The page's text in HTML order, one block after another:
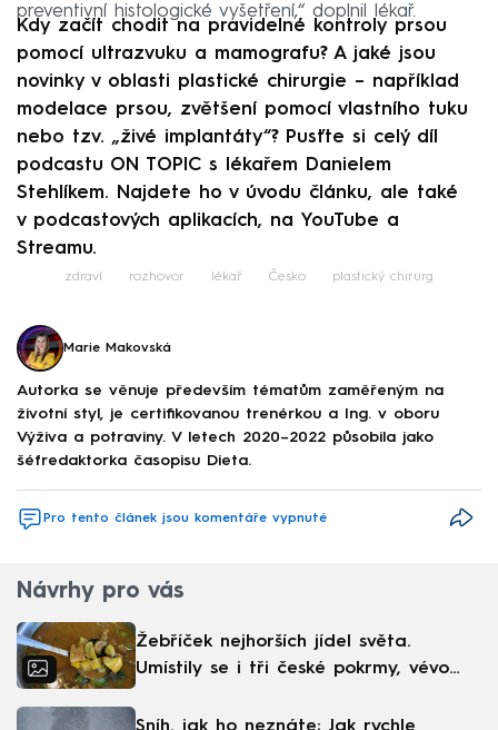
preventivní histologické vyšetření,“ doplnil lékař.
Kdy začít chodit na pravidelné kontroly prsou
pomocí ultrazvuku a mamografu? A jaké jsou
novinky v oblasti plastické chirurgie – například
modelace prsou, zvětšení pomocí vlastního tuku
nebo tzv. „živé implantáty“? Pusťte si celý díl
podcastu ON TOPIC s lékařem Danielem
Stehlíkem. Najdete ho v úvodu článku, ale také
v podcastových aplikacích, na YouTube a
Streamu.
zdraví rozhovor lékař Česko plastický chirurg
Marie Makovská
Autorka se věnuje především tématům zaměřeným na
životní styl, je certifikovanou trenérkou a Ing. v oboru
Výživa a potraviny. V letech 2020–⁠2022 působila jako
šéfredaktorka časopisu Dieta.
Pro tento článek jsou komentáře vypnuté
Návrhy pro vás
Žebříček nejhorších jídel světa.
Umístily se i tři české pokrmy, vévodí